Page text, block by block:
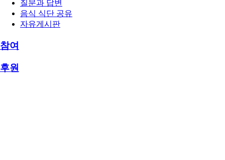
질문과 답변
음식 식단 공유
자유게시판
참여
후원